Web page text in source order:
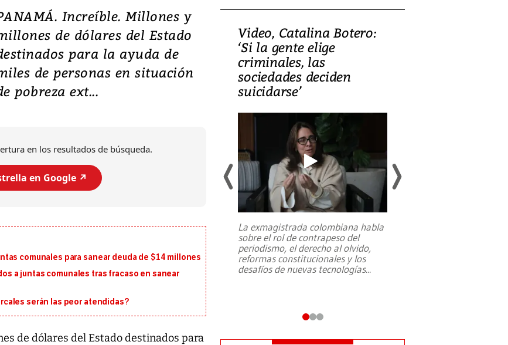
Increíble. Millones y
de dólares del Estado
para la ayuda de
de personas en situación
pobreza ext...
en los resultados de búsqueda.
en Google ↗️
comunales para sanear deuda de $14 millones
a juntas comunales tras fracaso en sanear
serán las peor atendidas?
de dólares del Estado destinados para
Video, Japón: Terremoto
deja heridos y graves
daños en Kumamoto
al sur de Japón, provocando una
Video, Catalina Botero:
‘Si la gente elige
criminales, las
sociedades deciden
suicidarse’
La exmagistrada colombiana habla
sobre el rol de contrapeso del
periodismo, el derecho al olvido,
reformas constitucionales y los
desafíos de nuevas tecnologías...